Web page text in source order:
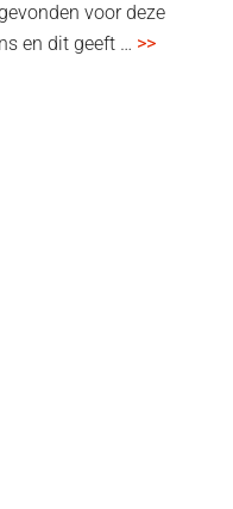
voor deze
en dit geeft … >>